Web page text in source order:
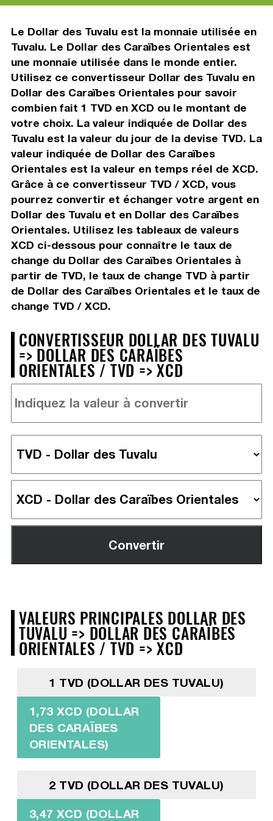
Le Dollar des Tuvalu est la monnaie utilisée en
Tuvalu. Le Dollar des Caraïbes Orientales est
une monnaie utilisée dans le monde entier.
Utilisez ce convertisseur Dollar des Tuvalu en
Dollar des Caraïbes Orientales pour savoir
combien fait 1 TVD en XCD ou le montant de
votre choix. La valeur indiquée de Dollar des
Tuvalu est la valeur du jour de la devise TVD. La
valeur indiquée de Dollar des Caraïbes
Orientales est la valeur en temps réel de XCD.
Grâce à ce convertisseur TVD / XCD, vous
pourrez convertir et échanger votre argent en
Dollar des Tuvalu et en Dollar des Caraïbes
Orientales. Utilisez les tableaux de valeurs
XCD ci-dessous pour connaître le taux de
change du Dollar des Caraïbes Orientales à
partir de TVD, le taux de change TVD à partir
de Dollar des Caraïbes Orientales et le taux de
change TVD / XCD.
CONVERTISSEUR DOLLAR DES TUVALU
=> DOLLAR DES CARAÏBES
ORIENTALES / TVD => XCD
VALEURS PRINCIPALES DOLLAR DES
TUVALU => DOLLAR DES CARAÏBES
ORIENTALES / TVD => XCD
1 TVD (DOLLAR DES TUVALU)
1,73 XCD (DOLLAR
DES CARAÏBES
ORIENTALES)
2 TVD (DOLLAR DES TUVALU)
3,47 XCD (DOLLAR